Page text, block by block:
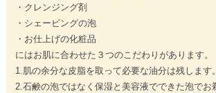
・クレンジング剤
・シェービングの泡
・お仕上げの化粧品
にはお肌に合わせた３つのこだわりがあります。
1.肌の余分な皮脂を取って必要な油分は残します。
2.石鹸の泡ではなく保湿と美容液でできた泡でお